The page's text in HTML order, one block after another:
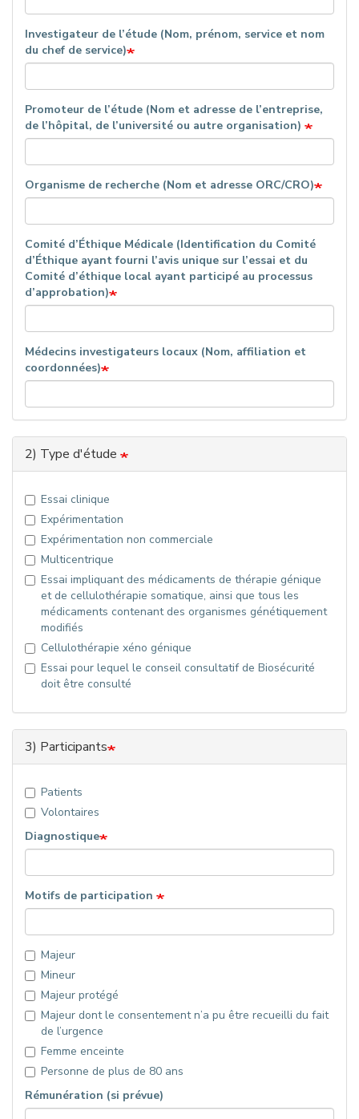
Investigateur de l’étude (Nom, prénom, service et nom
du chef de service)
Promoteur de l’étude (Nom et adresse de l’entreprise,
de l’hôpital, de l’université ou autre organisation)
Organisme de recherche (Nom et adresse ORC/CRO)
Comité d’Éthique Médicale (Identification du Comité
d’Éthique ayant fourni l’avis unique sur l’essai et du
Comité d’éthique local ayant participé au processus
d’approbation)
Médecins investigateurs locaux (Nom, affiliation et
coordonnées)
2) Type d'étude
Essai clinique
Expérimentation
Expérimentation non commerciale
Multicentrique
Essai impliquant des médicaments de thérapie génique
et de cellulothérapie somatique, ainsi que tous les
médicaments contenant des organismes génétiquement
modifiés
Cellulothérapie xéno génique
Essai pour lequel le conseil consultatif de Biosécurité
doit être consulté
3) Participants
Patients
Volontaires
Diagnostique
Motifs de participation
Majeur
Mineur
Majeur protégé
Majeur dont le consentement n’a pu être recueilli du fait
de l’urgence
Femme enceinte
Personne de plus de 80 ans
Rémunération (si prévue)